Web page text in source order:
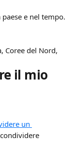
e nel tempo.
Coree del Nord,
il mio
un